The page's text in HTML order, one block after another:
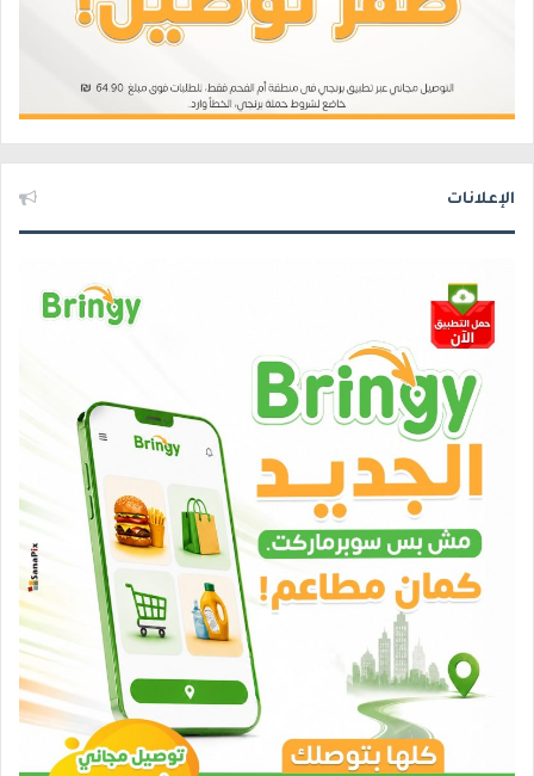
الإعلانات